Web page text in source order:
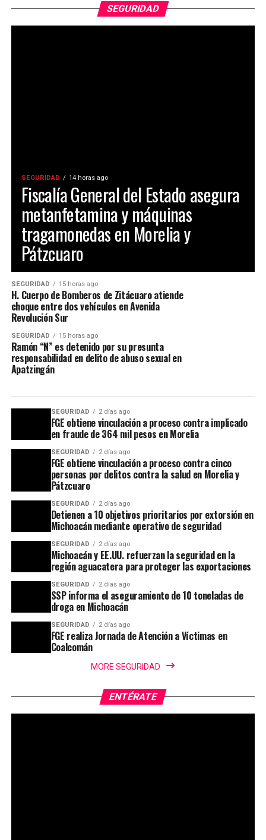
SEGURIDAD
SEGURIDAD 14 horas ago
Fiscalía General del Estado asegura
metanfetamina y máquinas
tragamonedas en Morelia y
Pátzcuaro
SEGURIDAD 15 horas ago
H. Cuerpo de Bomberos de Zitácuaro atiende
choque entre dos vehículos en Avenida
Revolución Sur
SEGURIDAD 15 horas ago
Ramón “N” es detenido por su presunta
responsabilidad en delito de abuso sexual en
Apatzingán
SEGURIDAD 2 días ago
FGE obtiene vinculación a proceso contra implicado
en fraude de 364 mil pesos en Morelia
SEGURIDAD 2 días ago
FGE obtiene vinculación a proceso contra cinco
personas por delitos contra la salud en Morelia y
Pátzcuaro
SEGURIDAD 2 días ago
Detienen a 10 objetivos prioritarios por extorsión en
Michoacán mediante operativo de seguridad
SEGURIDAD 2 días ago
Michoacán y EE.UU. refuerzan la seguridad en la
región aguacatera para proteger las exportaciones
SEGURIDAD 2 días ago
SSP informa el aseguramiento de 10 toneladas de
droga en Michoacán
SEGURIDAD 2 días ago
FGE realiza Jornada de Atención a Víctimas en
Coalcomán
MORE SEGURIDAD
ENTÉRATE